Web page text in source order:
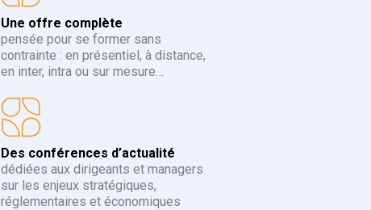
Une offre complète
pensée pour se former sans
contrainte : en présentiel, à distance,
en inter, intra ou sur mesure…
Des conférences d’actualité
dédiées aux dirigeants et managers
sur les enjeux stratégiques,
réglementaires et économiques